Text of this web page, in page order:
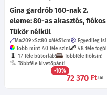
Gina gardrób 160-nak 2.
eleme: 80-as akasztós, fiókos
Tükör nélkül
Ma:209 Sz:80 Mé:51cm
Egyedileg is!
Több mint 40 féle szín!
48 féle fogó!
17 féle bútorláb!
Többféle fióksín!
Többféle kivetőpánt!
-10%
72 370 Ft-tól